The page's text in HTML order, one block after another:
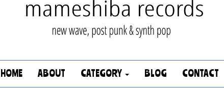
HOME ABOUT CATEGORY BLOG CONTACT